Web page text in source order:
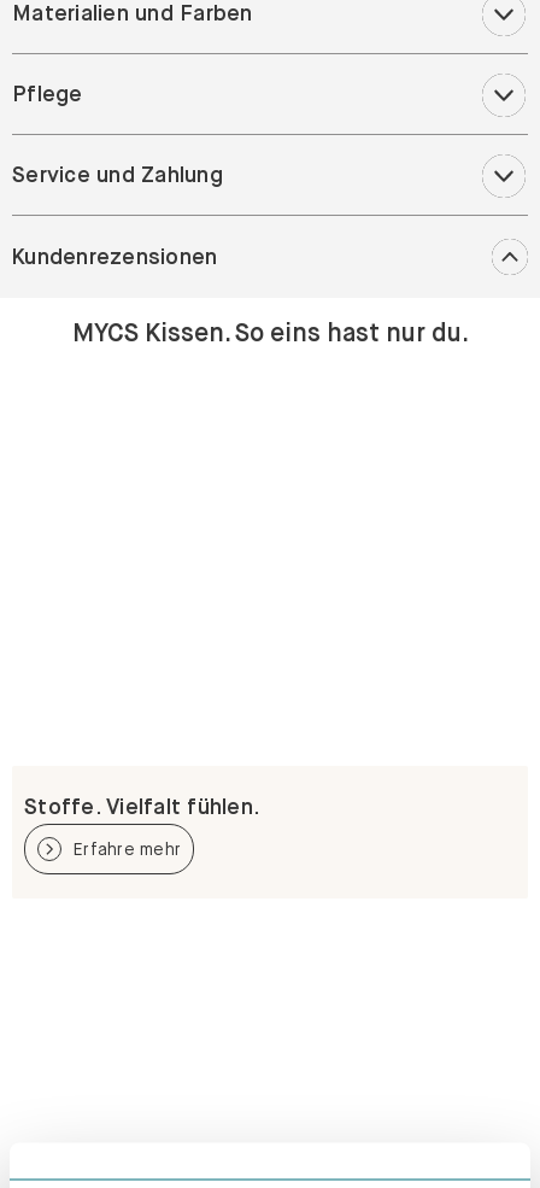
Materialien und Farben
Pflege
Service und Zahlung
Kundenrezensionen
MYCS Kissen. So eins hast nur du.
Stoffe. Vielfalt fühlen.
Erfahre mehr